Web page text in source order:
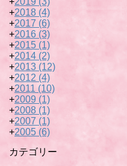
+2018 (4)
+2017 (6)
+2016 (3)
+2015 (1)
+2014 (2)
+2013 (12)
+2012 (4)
+2011 (10)
+2009 (1)
+2008 (1)
+2007 (1)
+2005 (6)
カテゴリー